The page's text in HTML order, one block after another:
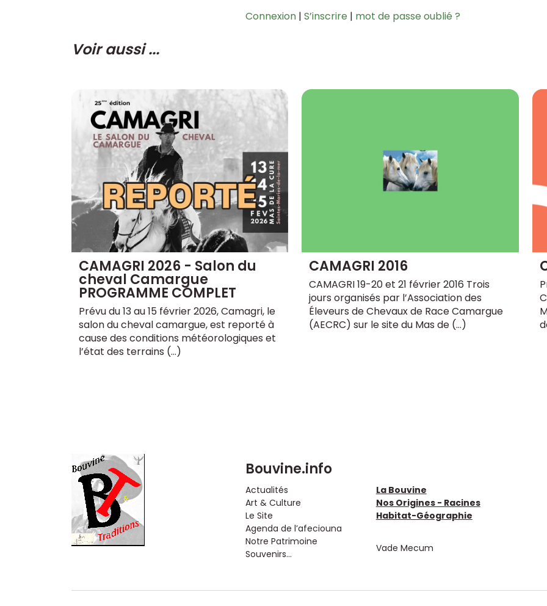
Connexion | S’inscrire | mot de passe oublié ?
Voir aussi ...
CAMAGRI 2026 - Salon du
cheval Camargue
PROGRAMME COMPLET
Prévu du 13 au 15 février 2026, Camagri, le
salon du cheval camargue, est reporté à
cause des conditions météorologiques et
l’état des terrains (…)
CAMAGRI 2016
CAMAGRI 19-20 et 21 février 2016 Trois
jours organisés par l’Association des
Éleveurs de Chevaux de Race Camargue
(AECRC) sur le site du Mas de (…)
Bouvine.info
Actualités
Art & Culture
Le Site
Agenda de l’afeciouna
Notre Patrimoine
Souvenirs...
La Bouvine
Nos Origines - Racines
Habitat-Géographie
Vade Mecum